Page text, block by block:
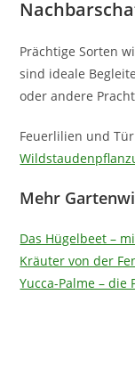
Prächtige Sorten
sind ideale
oder andere
Feuerlilien und
Mehr
Das Hügelbeet –
Kräuter von der
Yucca-Palme – die